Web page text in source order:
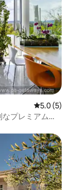
レビュー5
5.0 (5)
プレミアムロ